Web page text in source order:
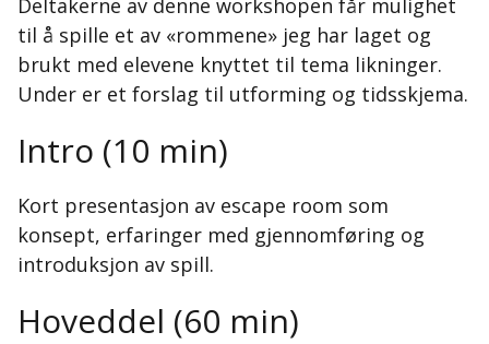
Deltakerne av denne workshopen får mulighet
til å spille et av «rommene» jeg har laget og
brukt med elevene knyttet til tema likninger.
Under er et forslag til utforming og tidsskjema.
Intro (10 min)
Kort presentasjon av escape room som
konsept, erfaringer med gjennomføring og
introduksjon av spill.
Hoveddel (60 min)